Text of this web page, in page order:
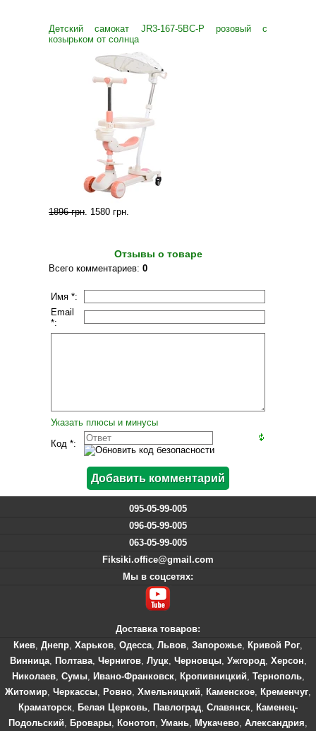
Детский самокат JR3-167-5BC-P розовый с
козырьком от солнца
1896 грн. 1580 грн.
Отзывы о товаре
Всего комментариев: 0
Имя *:
Email
*:
Указать плюсы и минусы
Код *:
095-05-99-005
096-05-99-005
063-05-99-005
Fiksiki.office@gmail.com
Мы в соцсетях:
Доставка товаров:
Киев, Днепр, Харьков, Одесса, Львов, Запорожье, Кривой Рог,
Винница, Полтава, Чернигов, Луцк, Черновцы, Ужгород, Херсон,
Николаев, Сумы, Ивано-Франковск, Кропивницкий, Тернополь,
Житомир, Черкассы, Ровно, Хмельницкий, Каменское, Кременчуг,
Краматорск, Белая Церковь, Павлоград, Славянск, Каменец-
Подольский, Бровары, Конотоп, Умань, Мукачево, Александрия,